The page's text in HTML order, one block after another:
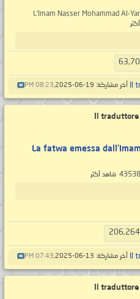
- 1 - L'Imam Nasser Mohammad
Il آخر مشاركة: 19-06-2025, 08:23 PM
Il
La fatwa emessa
شاهد أكثر
Il آخر مشاركة: 13-06-2025, 07:43 PM
Il